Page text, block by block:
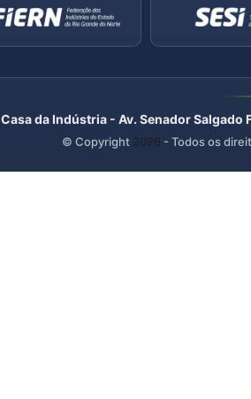
Casa da Indústria - Av. Senador
© Copyright 2026 - Todos os